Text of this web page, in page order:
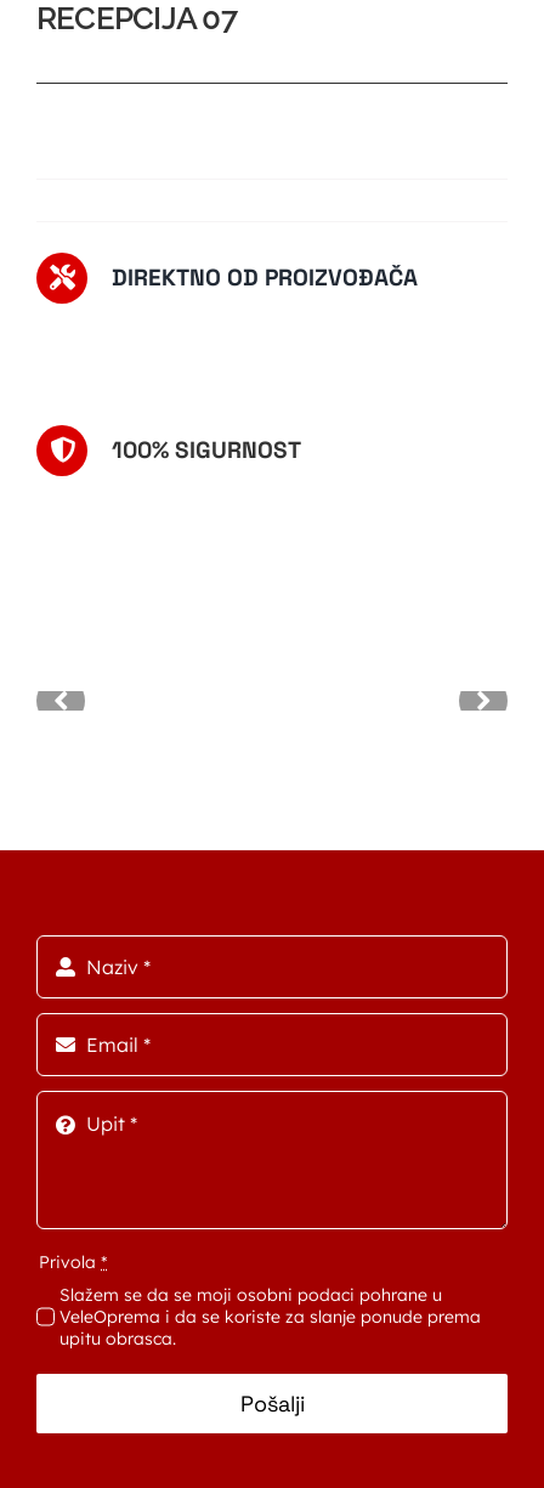
RECEPCIJA 07
DIREKTNO OD PROIZVOĐAČA
100% SIGURNOST
Privola *
Slažem se da se moji osobni podaci pohrane u
VeleOprema i da se koriste za slanje ponude prema
upitu obrasca.
Pošalji